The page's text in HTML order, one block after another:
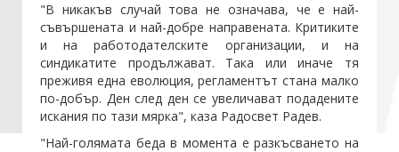
"В никакъв случай това не означава, че е най-
съвършената и най-добре направената. Критиките
и на работодателските организации, и на
синдикатите продължават. Така или иначе тя
преживя една еволюция, регламентът стана малко
по-добър. Ден след ден се увеличават подадените
искания по тази мярка", каза Радосвет Радев.
"Най-голямата беда в момента е разкъсването на